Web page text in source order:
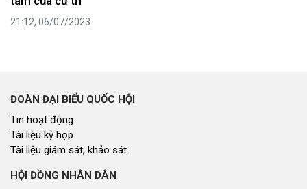
21:12, 06/07/2023
ĐOÀN ĐẠI BIỂU QUỐC HỘI
Tin hoạt động
Tài liệu kỳ họp
Tài liệu giám sát, khảo sát
HỘI ĐỒNG NHÂN DÂN